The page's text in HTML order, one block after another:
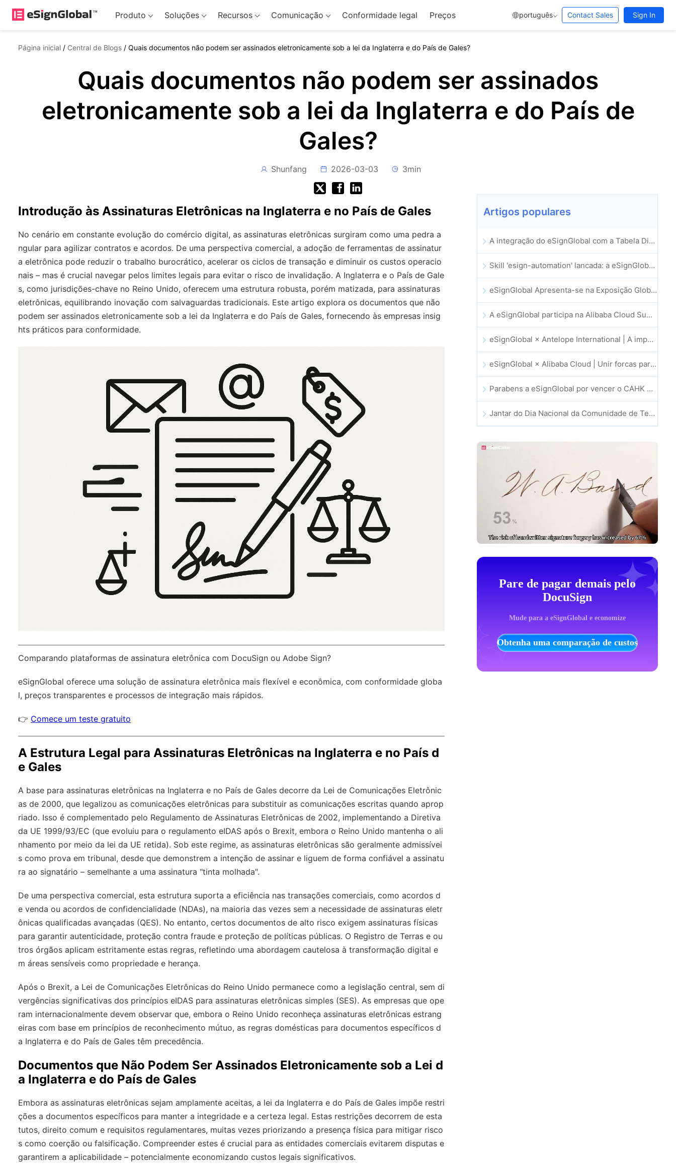
Produto Soluções Recursos Comunicação Conformidade legal Preços português Contact Sales Sign In
Página inicial / Central de Blogs / Quais documentos não podem ser assinados eletronicamente sob a lei da Inglaterra e do País de Gales?
Quais documentos não podem ser assinados
eletronicamente sob a lei da Inglaterra e do País de
Gales?
Shunfang 2026-03-03 3min
Introdução às Assinaturas Eletrônicas na Inglaterra e no País de Gales
No cenário em constante evolução do comércio digital, as assinaturas eletrônicas surgiram como uma pedra a
ngular para agilizar contratos e acordos. De uma perspectiva comercial, a adoção de ferramentas de assinatur
a eletrônica pode reduzir o trabalho burocrático, acelerar os ciclos de transação e diminuir os custos operacio
nais – mas é crucial navegar pelos limites legais para evitar o risco de invalidação. A Inglaterra e o País de Gale
s, como jurisdições-chave no Reino Unido, oferecem uma estrutura robusta, porém matizada, para assinaturas
eletrônicas, equilibrando inovação com salvaguardas tradicionais. Este artigo explora os documentos que não
podem ser assinados eletronicamente sob a lei da Inglaterra e do País de Gales, fornecendo às empresas insig
hts práticos para conformidade.
Comparando plataformas de assinatura eletrônica com DocuSign ou Adobe Sign?
eSignGlobal oferece uma solução de assinatura eletrônica mais flexível e econômica, com conformidade globa
l, preços transparentes e processos de integração mais rápidos.
👉 Comece um teste gratuito
A Estrutura Legal para Assinaturas Eletrônicas na Inglaterra e no País d
e Gales
A base para assinaturas eletrônicas na Inglaterra e no País de Gales decorre da Lei de Comunicações Eletrônic
as de 2000, que legalizou as comunicações eletrônicas para substituir as comunicações escritas quando aprop
riado. Isso é complementado pelo Regulamento de Assinaturas Eletrônicas de 2002, implementando a Diretiva
da UE 1999/93/EC (que evoluiu para o regulamento eIDAS após o Brexit, embora o Reino Unido mantenha o ali
nhamento por meio da lei da UE retida). Sob este regime, as assinaturas eletrônicas são geralmente admissívei
s como prova em tribunal, desde que demonstrem a intenção de assinar e liguem de forma confiável a assinatu
ra ao signatário – semelhante a uma assinatura "tinta molhada".
De uma perspectiva comercial, esta estrutura suporta a eficiência nas transações comerciais, como acordos d
e venda ou acordos de confidencialidade (NDAs), na maioria das vezes sem a necessidade de assinaturas eletr
ônicas qualificadas avançadas (QES). No entanto, certos documentos de alto risco exigem assinaturas físicas
para garantir autenticidade, proteção contra fraude e proteção de políticas públicas. O Registro de Terras e ou
tros órgãos aplicam estritamente estas regras, refletindo uma abordagem cautelosa à transformação digital e
m áreas sensíveis como propriedade e herança.
Após o Brexit, a Lei de Comunicações Eletrônicas do Reino Unido permanece como a legislação central, sem di
vergências significativas dos princípios eIDAS para assinaturas eletrônicas simples (SES). As empresas que ope
ram internacionalmente devem observar que, embora o Reino Unido reconheça assinaturas eletrônicas estrang
eiras com base em princípios de reconhecimento mútuo, as regras domésticas para documentos específicos d
a Inglaterra e do País de Gales têm precedência.
Documentos que Não Podem Ser Assinados Eletronicamente sob a Lei d
a Inglaterra e do País de Gales
Embora as assinaturas eletrônicas sejam amplamente aceitas, a lei da Inglaterra e do País de Gales impõe restri
ções a documentos específicos para manter a integridade e a certeza legal. Estas restrições decorrem de esta
tutos, direito comum e requisitos regulamentares, muitas vezes priorizando a presença física para mitigar risco
s como coerção ou falsificação. Compreender estes é crucial para as entidades comerciais evitarem disputas e
garantirem a aplicabilidade – potencialmente economizando custos legais significativos.
Artigos populares
A integração do eSignGlobal com a Tabela Dinâmica do Lark é oficialmente lançada: assinatura e arquivamento automatizados de contratos eletrónicos
Skill 'esign-automation' lancada: a eSignGlobal capacita a OpenClaw com assinaturas eletrónicas automatizadas
eSignGlobal Apresenta-se na Exposição Global de Inovação GIS 2025
A eSignGlobal participa na Alibaba Cloud Summit 2025 em Hong Kong, impulsionando a inovação na cloud orientada por IA e a confiança digital
eSignGlobal × Antelope International | A impulsionar fluxos de trabalho digitais seguros e orientados por IA
eSignGlobal × Alibaba Cloud | Unir forcas para reforcar a confianca digital global no setor fintech
Parabens a eSignGlobal por vencer o CAHK STAR Award 2025!
Jantar do Dia Nacional da Comunidade de Tecnologia e Inovacao de Hong Kong
Pare de pagar demais pelo
DocuSign
Mude para a eSignGlobal e economize
Obtenha uma comparação de custos